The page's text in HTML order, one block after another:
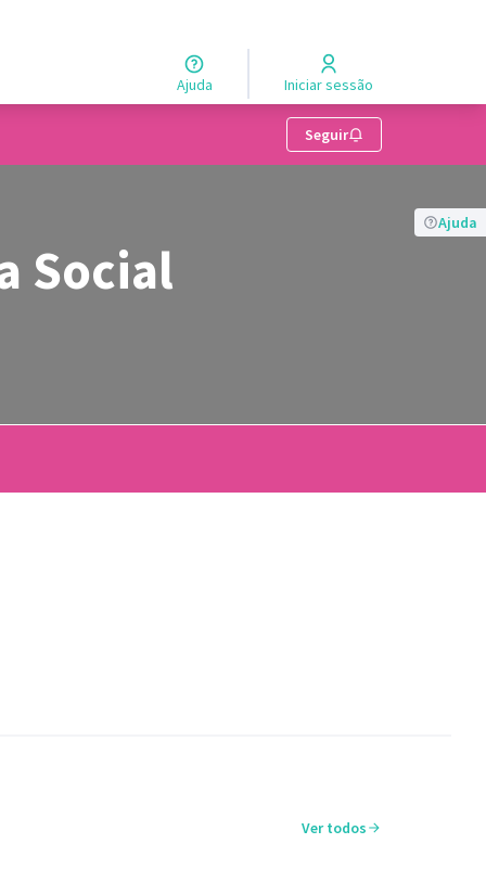
Ajuda Iniciar sessão
Seguir
Ajuda
Social
Ver todos